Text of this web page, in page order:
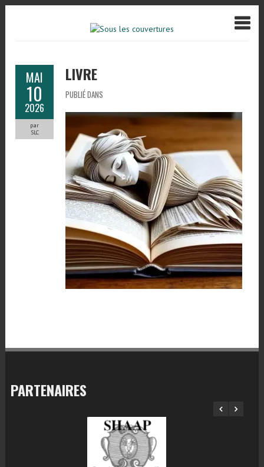
MAI
10
2026
par
SLC
LIVRE
PUBLIÉ DANS
PARTENAIRES